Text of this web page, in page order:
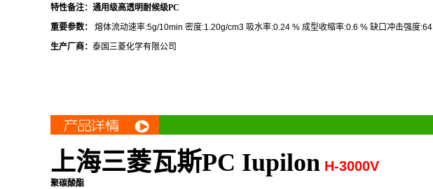
特性备注：通用级高透明耐候级PC
重要参数：
熔体流动速率:5g/10min 密度:1.20g/cm3 吸水率:0.24 % 成型收缩率:0.6 % 缺口冲击强度:64
生产厂商： 泰国三菱化学有限公司
上海三菱瓦斯PC Iupilon H-3000V
聚碳酸酯